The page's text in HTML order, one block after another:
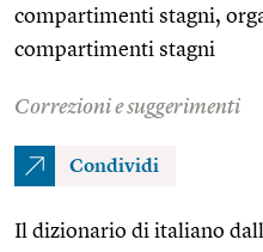
compartimenti stagni,
compartimenti stagni
Correzioni e suggerimenti
Condividi
Il dizionario di italiano